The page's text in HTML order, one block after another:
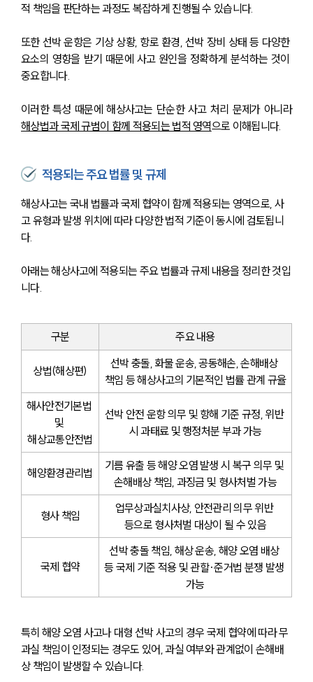
적 책임을 판단하는 과정도 복잡하게 진행될 수 있습니다.
또한 선박 운항은 기상 상황, 항로 환경, 선박 장비 상태 등 다양한
요소의 영향을 받기 때문에 사고 원인을 정확하게 분석하는 것이
중요합니다.
이러한 특성 때문에 해상사고는 단순한 사고 처리 문제가 아니라
해상법과 국제 규범이 함께 적용되는 법적 영역으로 이해됩니다.
적용되는 주요 법률 및 규제
해상사고는 국내 법률과 국제 협약이 함께 적용되는 영역으로, 사
고 유형과 발생 위치에 따라 다양한 법적 기준이 동시에 검토됩니
다.
아래는 해상사고에 적용되는 주요 법률과 규제 내용을 정리한 것입
니다.
구분 주요 내용
상법(해상편)
선박 충돌, 화물 운송, 공동해손, 손해배상
책임 등 해상사고의 기본적인 법률 관계 규율
해사안전기본법
및
해상교통안전법
선박 안전 운항 의무 및 항해 기준 규정, 위반
시 과태료 및 행정처분 부과 가능
해양환경관리법
기름 유출 등 해양 오염 발생 시 복구 의무 및
손해배상 책임, 과징금 및 형사처벌 가능
형사 책임
업무상과실치사상, 안전관리 의무 위반
등으로 형사처벌 대상이 될 수 있음
국제 협약
선박 충돌 책임, 해상 운송, 해양 오염 배상
등 국제 기준 적용 및 관할·준거법 분쟁 발생
가능
특히 해양 오염 사고나 대형 선박 사고의 경우 국제 협약에 따라 무
과실 책임이 인정되는 경우도 있어, 과실 여부와 관계없이 손해배
상 책임이 발생할 수 있습니다.